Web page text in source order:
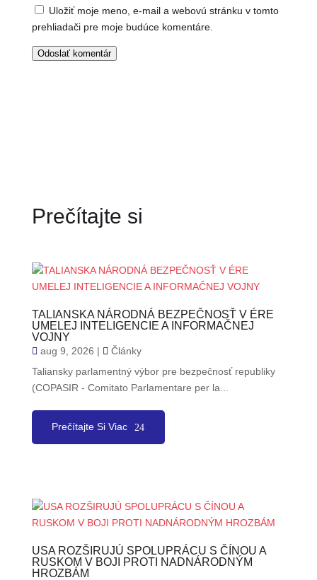
Uložiť moje meno, e-mail a webovú stránku v tomto
prehliadači pre moje budúce komentáre.
Odoslať komentár
Prečítajte si
TALIANSKA NÁRODNÁ BEZPEČNOSŤ V ÉRE
UMELEJ INTELIGENCIE A INFORMAČNEJ
VOJNY
aug 9, 2026 |
Články
Taliansky parlamentný výbor pre bezpečnosť republiky
(COPASIR - Comitato Parlamentare per la...
Prečítajte Si Viac
USA ROZŠIRUJÚ SPOLUPRÁCU S ČÍNOU A
RUSKOM V BOJI PROTI NADNÁRODNÝM
HROZBÁM